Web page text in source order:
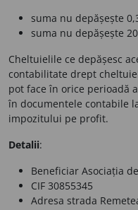
suma nu depășește
suma nu depășește
Cheltuielile ce depășesc
contabilitate drept
pot face în orice perioadă
în documentele contabile
impozitului pe profit.
Detalii:
Beneficiar Asociația
CIF 30855345
Adresa strada